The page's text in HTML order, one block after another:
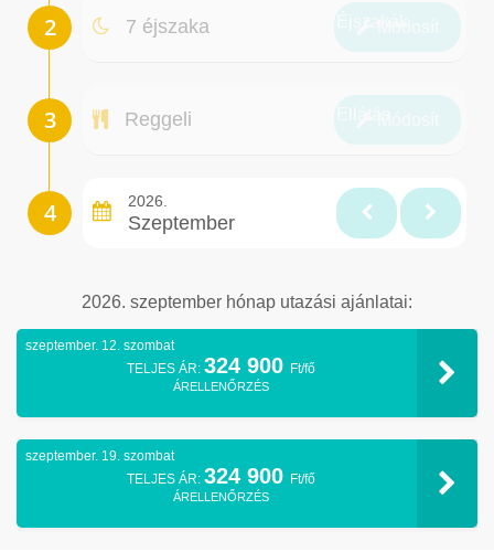
7 éjszaka
Reggeli
2026.
Szeptember
2026. szeptember hónap utazási ajánlatai:
szeptember. 12. szombat
TELJES ÁR: 324 900 Ft/fő
ÁRELLENŐRZÉS
szeptember. 19. szombat
TELJES ÁR: 324 900 Ft/fő
ÁRELLENŐRZÉS